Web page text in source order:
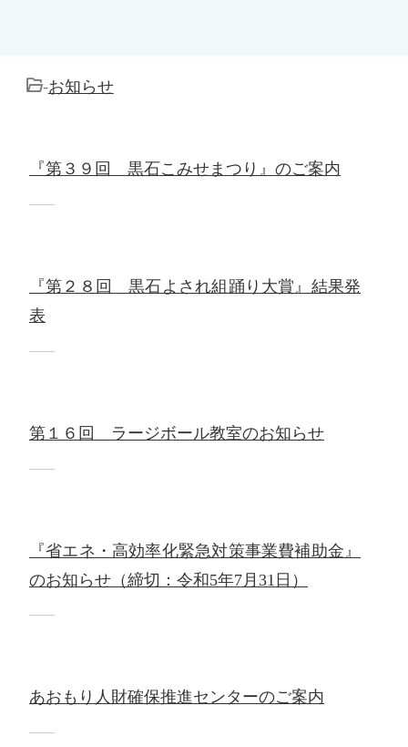
-お知らせ
『第３９回 黒石こみせまつり』のご案内
『第２８回 黒石よされ組踊り大賞』結果発
表
第１６回 ラージボール教室のお知らせ
『省エネ・高効率化緊急対策事業費補助金』
のお知らせ（締切：令和5年7月31日）
あおもり人財確保推進センターのご案内